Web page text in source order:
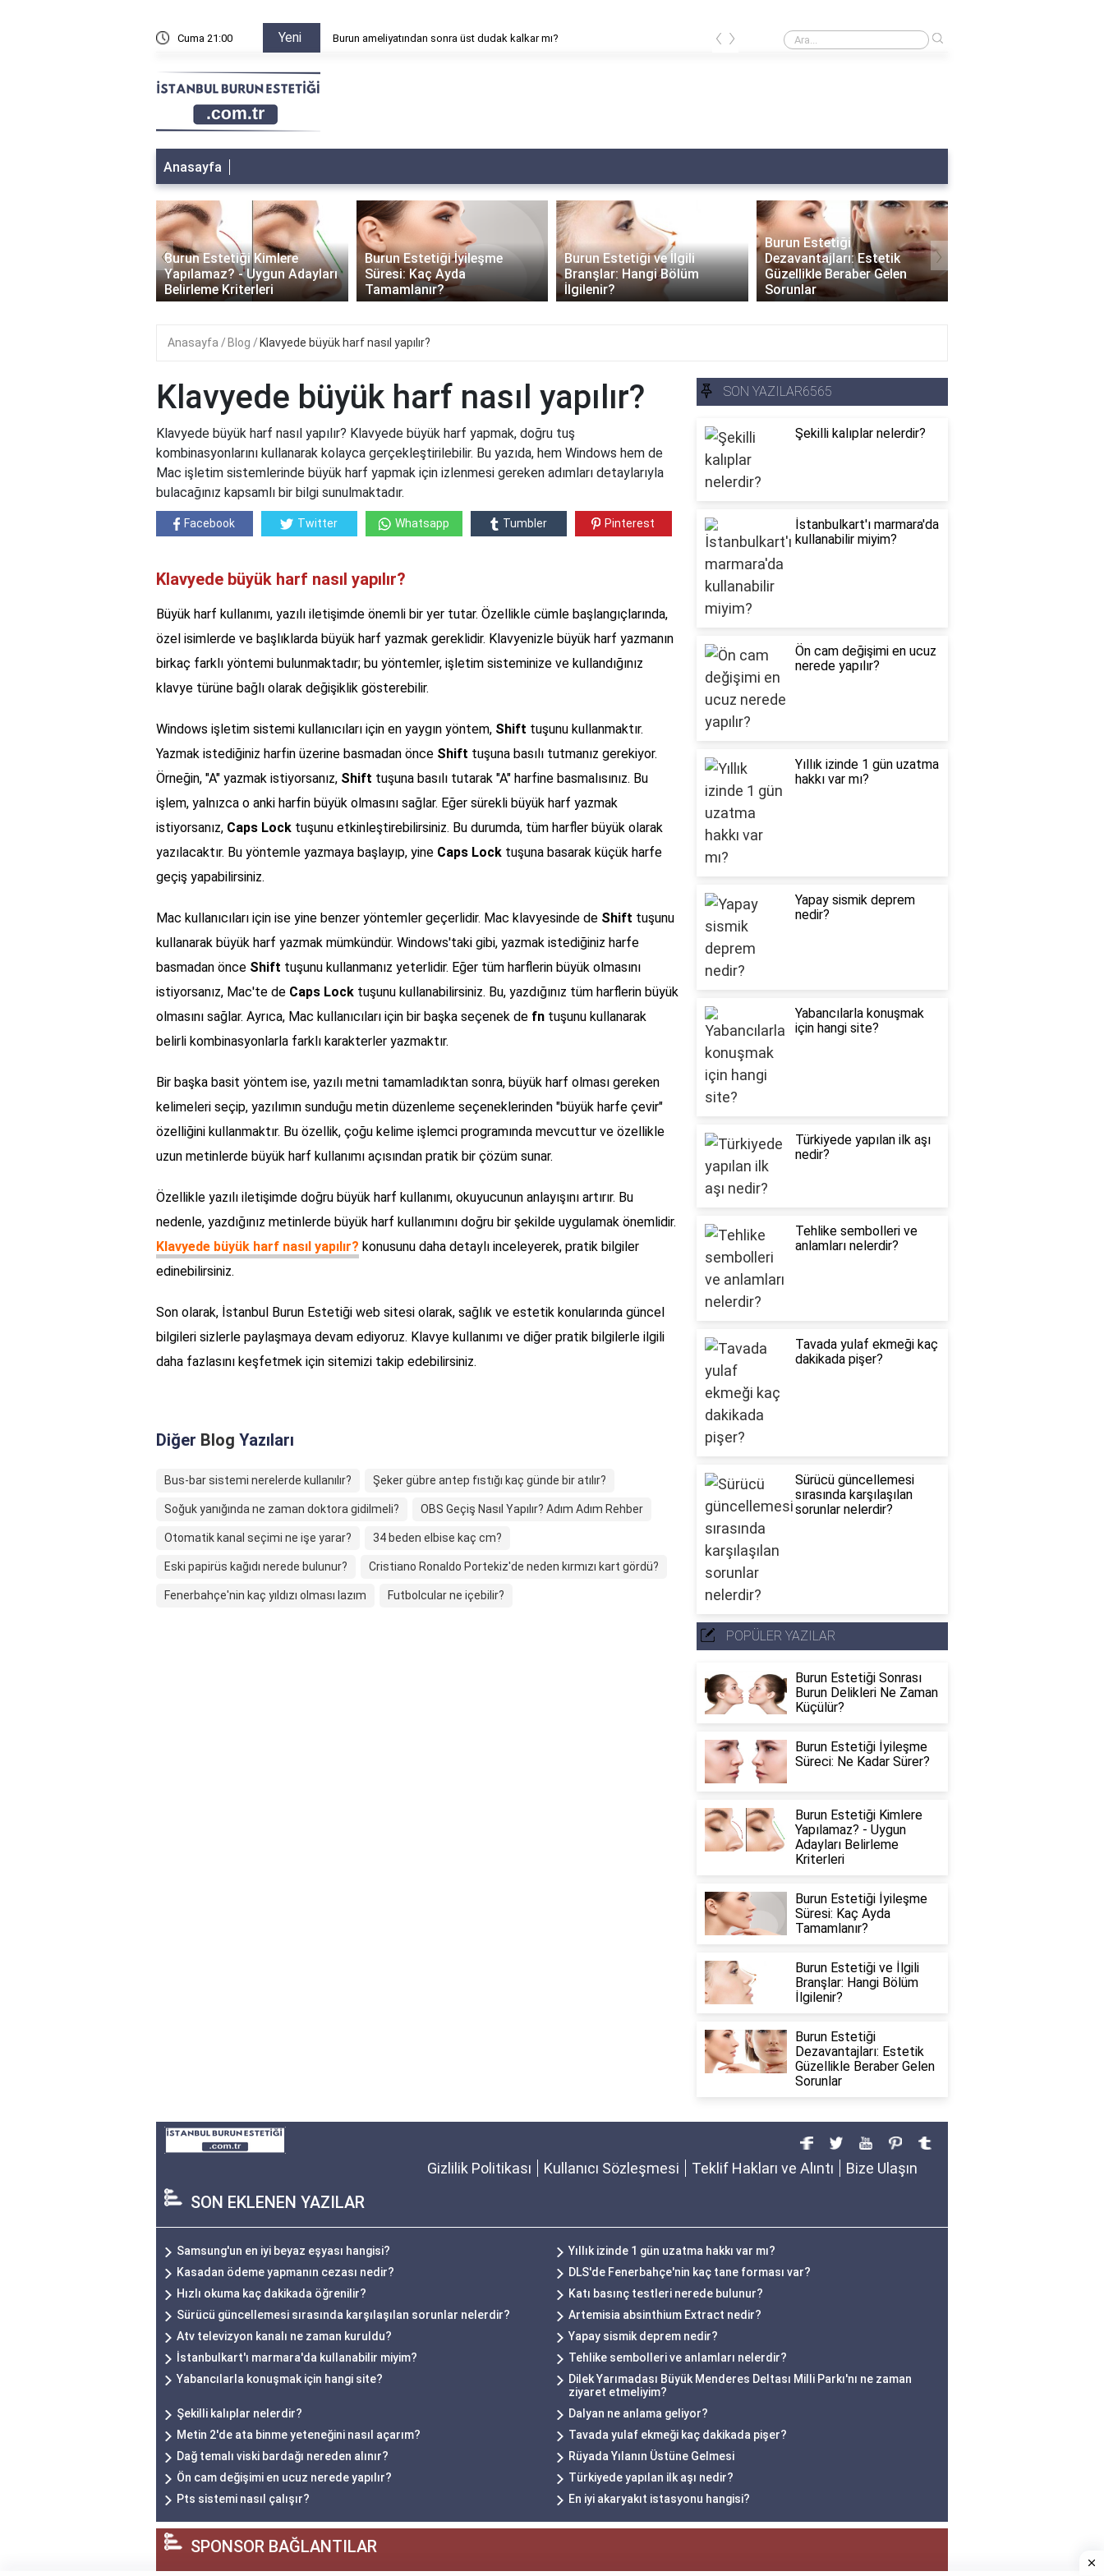
Cuma 21:00 Yeni Burun ameliyatından sonra üst dudak kalkar mı? Burnumda et var ne yapmalıyım?
‹ ›
Anasayfa
Burun Estetiği Kimlere
Yapılamaz? - Uygun Adayları
Belirleme Kriterleri
Burun Estetiği İyileşme
Süresi: Kaç Ayda
Tamamlanır?
Burun Estetiği ve İlgili
Branşlar: Hangi Bölüm
İlgilenir?
Burun Estetiği
Dezavantajları: Estetik
Güzellikle Beraber Gelen
Sorunlar
‹ ›
Anasayfa Blog Klavyede büyük harf nasıl yapılır?
Klavyede büyük harf nasıl yapılır?
Klavyede büyük harf nasıl yapılır? Klavyede büyük harf yapmak, doğru tuş
kombinasyonlarını kullanarak kolayca gerçekleştirilebilir. Bu yazıda, hem Windows hem de
Mac işletim sistemlerinde büyük harf yapmak için izlenmesi gereken adımları detaylarıyla
bulacağınız kapsamlı bir bilgi sunulmaktadır.
Facebook Twitter Whatsapp Tumbler Pinterest
Klavyede büyük harf nasıl yapılır?
Büyük harf kullanımı, yazılı iletişimde önemli bir yer tutar. Özellikle cümle başlangıçlarında,
özel isimlerde ve başlıklarda büyük harf yazmak gereklidir. Klavyenizle büyük harf yazmanın
birkaç farklı yöntemi bulunmaktadır; bu yöntemler, işletim sisteminize ve kullandığınız
klavye türüne bağlı olarak değişiklik gösterebilir.
Windows işletim sistemi kullanıcıları için en yaygın yöntem, Shift tuşunu kullanmaktır.
Yazmak istediğiniz harfin üzerine basmadan önce Shift tuşuna basılı tutmanız gerekiyor.
Örneğin, "A" yazmak istiyorsanız, Shift tuşuna basılı tutarak "A" harfine basmalısınız. Bu
işlem, yalnızca o anki harfin büyük olmasını sağlar. Eğer sürekli büyük harf yazmak
istiyorsanız, Caps Lock tuşunu etkinleştirebilirsiniz. Bu durumda, tüm harfler büyük olarak
yazılacaktır. Bu yöntemle yazmaya başlayıp, yine Caps Lock tuşuna basarak küçük harfe
geçiş yapabilirsiniz.
Mac kullanıcıları için ise yine benzer yöntemler geçerlidir. Mac klavyesinde de Shift tuşunu
kullanarak büyük harf yazmak mümkündür. Windows'taki gibi, yazmak istediğiniz harfe
basmadan önce Shift tuşunu kullanmanız yeterlidir. Eğer tüm harflerin büyük olmasını
istiyorsanız, Mac'te de Caps Lock tuşunu kullanabilirsiniz. Bu, yazdığınız tüm harflerin büyük
olmasını sağlar. Ayrıca, Mac kullanıcıları için bir başka seçenek de fn tuşunu kullanarak
belirli kombinasyonlarla farklı karakterler yazmaktır.
Bir başka basit yöntem ise, yazılı metni tamamladıktan sonra, büyük harf olması gereken
kelimeleri seçip, yazılımın sunduğu metin düzenleme seçeneklerinden "büyük harfe çevir"
özelliğini kullanmaktır. Bu özellik, çoğu kelime işlemci programında mevcuttur ve özellikle
uzun metinlerde büyük harf kullanımı açısından pratik bir çözüm sunar.
Özellikle yazılı iletişimde doğru büyük harf kullanımı, okuyucunun anlayışını artırır. Bu
nedenle, yazdığınız metinlerde büyük harf kullanımını doğru bir şekilde uygulamak önemlidir.
Klavyede büyük harf nasıl yapılır? konusunu daha detaylı inceleyerek, pratik bilgiler
edinebilirsiniz.
Son olarak, İstanbul Burun Estetiği web sitesi olarak, sağlık ve estetik konularında güncel
bilgileri sizlerle paylaşmaya devam ediyoruz. Klavye kullanımı ve diğer pratik bilgilerle ilgili
daha fazlasını keşfetmek için sitemizi takip edebilirsiniz.
Diğer Blog Yazıları
Bus-bar sistemi nerelerde kullanılır? Şeker gübre antep fıstığı kaç günde bir atılır?
Soğuk yanığında ne zaman doktora gidilmeli? OBS Geçiş Nasıl Yapılır? Adım Adım Rehber
Otomatik kanal seçimi ne işe yarar? 34 beden elbise kaç cm?
Eski papirüs kağıdı nerede bulunur? Cristiano Ronaldo Portekiz'de neden kırmızı kart gördü?
Fenerbahçe'nin kaç yıldızı olması lazım Futbolcular ne içebilir?
SON YAZILAR6565
Şekilli kalıplar nelerdir?
İstanbulkart'ı marmara'da
kullanabilir miyim?
Ön cam değişimi en ucuz
nerede yapılır?
Yıllık izinde 1 gün uzatma
hakkı var mı?
Yapay sismik deprem
nedir?
Yabancılarla konuşmak
için hangi site?
Türkiyede yapılan ilk aşı
nedir?
Tehlike sembolleri ve
anlamları nelerdir?
Tavada yulaf ekmeği kaç
dakikada pişer?
Sürücü güncellemesi
sırasında karşılaşılan
sorunlar nelerdir?
POPÜLER YAZILAR
Burun Estetiği Sonrası
Burun Delikleri Ne Zaman
Küçülür?
Burun Estetiği İyileşme
Süreci: Ne Kadar Sürer?
Burun Estetiği Kimlere
Yapılamaz? - Uygun
Adayları Belirleme
Kriterleri
Burun Estetiği İyileşme
Süresi: Kaç Ayda
Tamamlanır?
Burun Estetiği ve İlgili
Branşlar: Hangi Bölüm
İlgilenir?
Burun Estetiği
Dezavantajları: Estetik
Güzellikle Beraber Gelen
Sorunlar
Gizlilik Politikası Kullanıcı Sözleşmesi Teklif Hakları ve Alıntı Bize Ulaşın
SON EKLENEN YAZILAR
Samsung'un en iyi beyaz eşyası hangisi?
Yıllık izinde 1 gün uzatma hakkı var mı?
Kasadan ödeme yapmanın cezası nedir?
DLS'de Fenerbahçe'nin kaç tane forması var?
Hızlı okuma kaç dakikada öğrenilir?
Katı basınç testleri nerede bulunur?
Sürücü güncellemesi sırasında karşılaşılan sorunlar nelerdir?
Artemisia absinthium Extract nedir?
Atv televizyon kanalı ne zaman kuruldu?
Yapay sismik deprem nedir?
İstanbulkart'ı marmara'da kullanabilir miyim?
Tehlike sembolleri ve anlamları nelerdir?
Yabancılarla konuşmak için hangi site?
Dilek Yarımadası Büyük Menderes Deltası Milli Parkı'nı ne zaman
ziyaret etmeliyim?
Şekilli kalıplar nelerdir?
Dalyan ne anlama geliyor?
Metin 2'de ata binme yeteneğini nasıl açarım?
Tavada yulaf ekmeği kaç dakikada pişer?
Dağ temalı viski bardağı nereden alınır?
Rüyada Yılanın Üstüne Gelmesi
Ön cam değişimi en ucuz nerede yapılır?
Türkiyede yapılan ilk aşı nedir?
Pts sistemi nasıl çalışır?
En iyi akaryakıt istasyonu hangisi?
SPONSOR BAĞLANTILAR